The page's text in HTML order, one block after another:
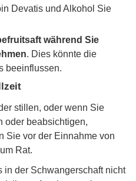
Devatis und Alkohol Sie
während Sie
. Dies könnte die
beeinflussen.
stillen, oder wenn Sie
oder beabsichtigen,
Sie vor der Einnahme von
Rat.
in der Schwangerschaft nicht